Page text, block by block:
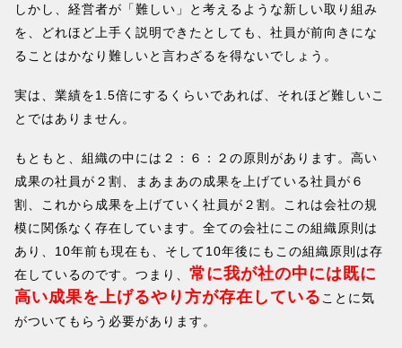
しかし、経営者が「難しい」と考えるような新しい取り組み
を、どれほど上手く説明できたとしても、社員が前向きにな
ることはかなり難しいと言わざるを得ないでしょう。
実は、業績を1.5倍にするくらいであれば、それほど難しいこ
とではありません。
もともと、組織の中には２：６：２の原則があります。高い
成果の社員が２割、まあまあの成果を上げている社員が６
割、これから成果を上げていく社員が２割。これは会社の規
模に関係なく存在しています。全ての会社にこの組織原則は
あり、10年前も現在も、そして10年後にもこの組織原則は存
在しているのです。つまり、 常に我が社の中には既に
高い成果を上げるやり方が存在している ことに気
がついてもらう必要があります。